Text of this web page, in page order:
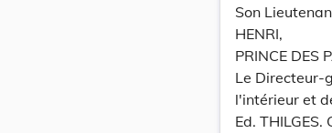
Son
HENRI,
PRINCE DES
Le Directeur-
l'intérieur et
Ed. THILGES.